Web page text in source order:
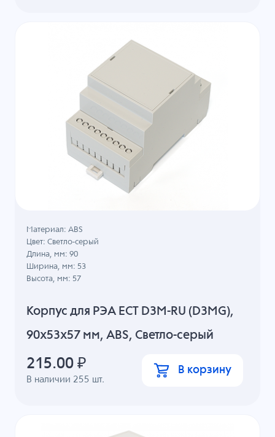
Корпус для РЭА ECT D3M-RU (D3MG),
90x53x57 мм, ABS, Светло-серый
В наличии 255 шт.
Материал: ABS
Цвет: Светло-серый
Длина, мм: 90
Ширина, мм: 53
Высота, мм: 57
215.00 ₽ В корзину